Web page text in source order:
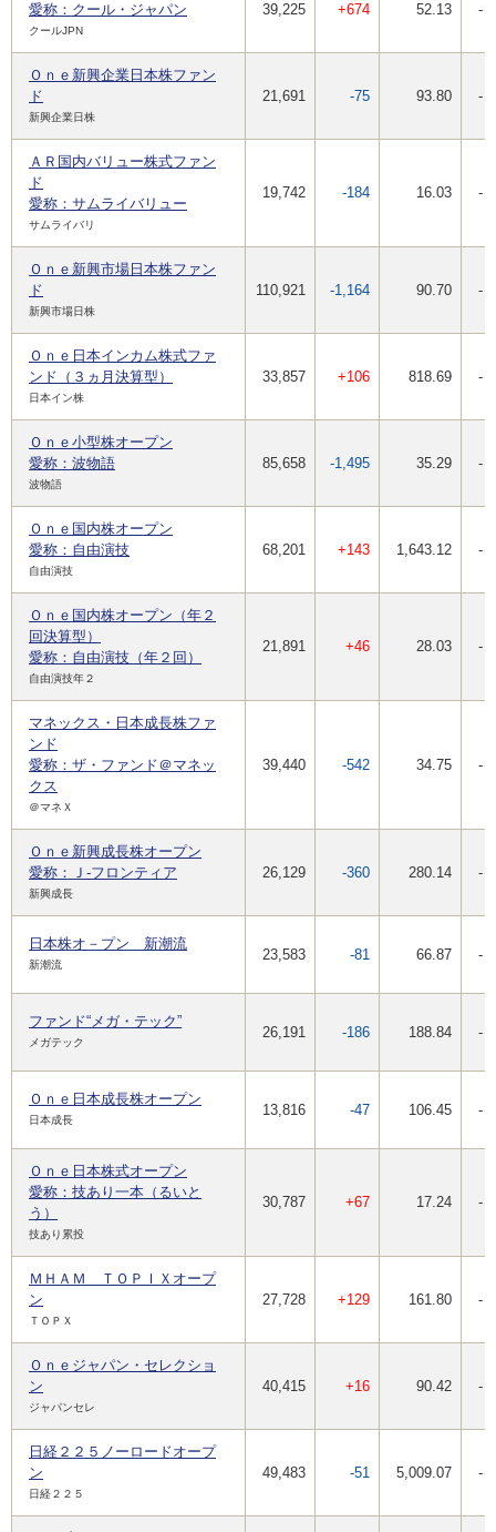
愛称：クール・ジャパン
クールJPN
39,225 +674 52.13 -
Ｏｎｅ新興企業日本株ファン
ド
新興企業日株
21,691 -75 93.80 -
ＡＲ国内バリュー株式ファン
ド
愛称：サムライバリュー
サムライバリ
19,742 -184 16.03 -
Ｏｎｅ新興市場日本株ファン
ド
新興市場日株
110,921 -1,164 90.70 -
Ｏｎｅ日本インカム株式ファ
ンド（３ヵ月決算型）
日本イン株
33,857 +106 818.69 -
Ｏｎｅ小型株オープン
愛称：波物語
波物語
85,658 -1,495 35.29 -
Ｏｎｅ国内株オープン
愛称：自由演技
自由演技
68,201 +143 1,643.12 -
Ｏｎｅ国内株オープン（年２
回決算型）
愛称：自由演技（年２回）
自由演技年２
21,891 +46 28.03 -
マネックス・日本成長株ファ
ンド
愛称：ザ・ファンド＠マネッ
クス
＠マネＸ
39,440 -542 34.75 -
Ｏｎｅ新興成長株オープン
愛称：Ｊ-フロンティア
新興成長
26,129 -360 280.14 -
日本株オ－プン 新潮流
新潮流
23,583 -81 66.87 -
ファンド“メガ・テック”
メガテック
26,191 -186 188.84 -
Ｏｎｅ日本成長株オープン
日本成長
13,816 -47 106.45 -
Ｏｎｅ日本株式オープン
愛称：技あり一本（るいと
う）
技あり累投
30,787 +67 17.24 -
ＭＨＡＭ ＴＯＰＩＸオープ
ン
ＴＯＰＸ
27,728 +129 161.80 -
Ｏｎｅジャパン・セレクショ
ン
ジャパンセレ
40,415 +16 90.42 -
日経２２５ノーロードオープ
ン
日経２２５
49,483 -51 5,009.07 -